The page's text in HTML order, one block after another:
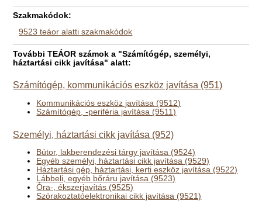
Szakmakódok:
9523 teáor alatti szakmakódok
További TEÁOR számok a "Számítógép, személyi,
háztartási cikk javítása" alatt:
Számítógép, kommunikációs eszköz javítása (951)
Kommunikációs eszköz javítása (9512)
Számítógép, -periféria javítása (9511)
Személyi, háztartási cikk javítása (952)
Bútor, lakberendezési tárgy javítása (9524)
Egyéb személyi, háztartási cikk javítása (9529)
Háztartási gép, háztartási, kerti eszköz javítása (9522)
Lábbeli, egyéb bőráru javítása (9523)
Óra-, ékszerjavítás (9525)
Szórakoztatóelektronikai cikk javítása (9521)